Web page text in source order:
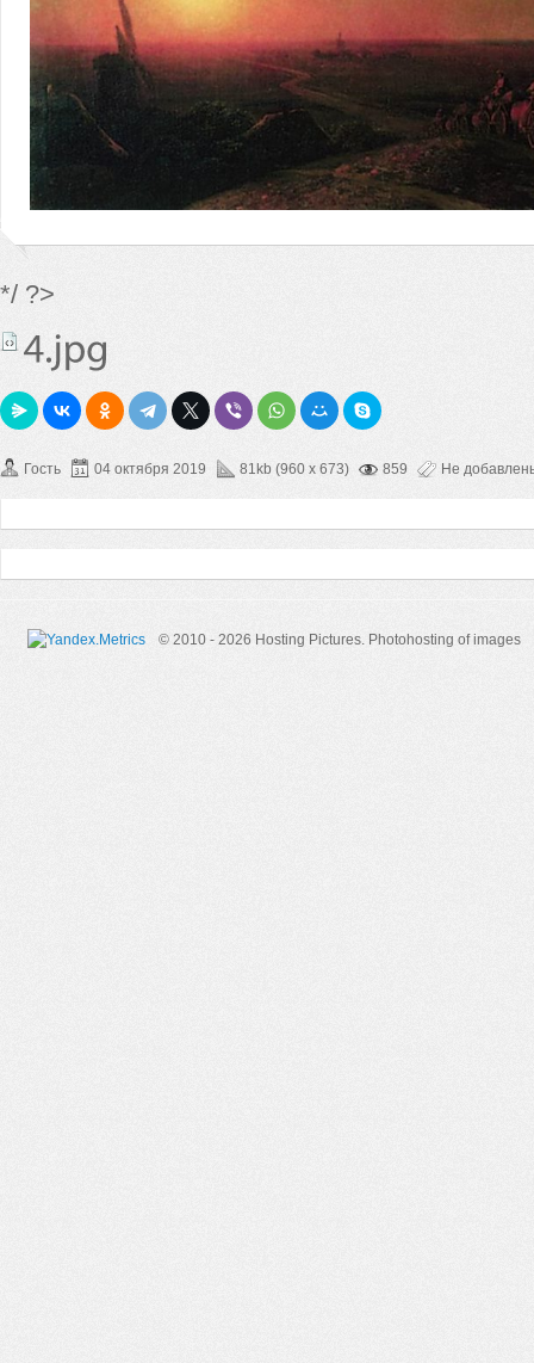
*/ ?>
Гость 04 октября 2019 81kb (960 x 673) 859 Не
© 2010 - 2026 Hosting Pictures. Photohosting of images